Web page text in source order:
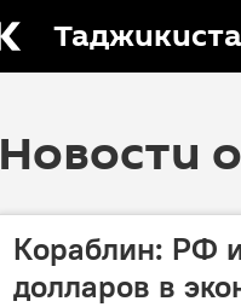
Новости
Кораблин: РФ
долларов в